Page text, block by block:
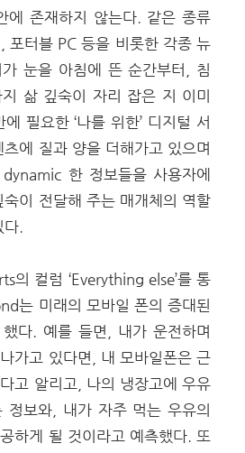
에 존재하지 않는다. 같은 종류
포터블 PC 등을 비롯한 각종 뉴
눈을 아침에 뜬 순간부터, 침
삶 깊숙이 자리 잡은 지 이미
필요한 ‘나를 위한’ 디지털 서
에 질과 양을 더해가고 있으며
한 정보들을 사용자에
이 전달해 주는 매개체의 역할
다.
의 컬럼 ‘Everything else’를 통
는 미래의 모바일 폰의 증대된
다. 예를 들면, 내가 운전하며
가고 있다면, 내 모바일폰은 근
고 알리고, 나의 냉장고에 우유
정보와, 내가 자주 먹는 우유의
하게 될 것이라고 예측했다. 또